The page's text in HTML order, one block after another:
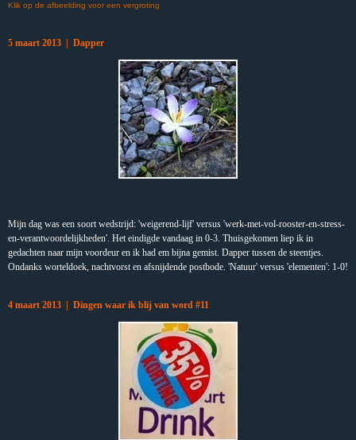
Klik op de afbeelding voor een vergroting
5 maart 2013 | Dapper
Mijn dag was een soort wedstrijd: 'weigerend-lijf' versus 'werk-met-vol-rooster-en-stress-
en-verantwoordelijkheden'. Het eindigde vandaag in 0-3. Thuisgekomen liep ik in
gedachten naar mijn voordeur en ik had em bijna gemist. Dapper tussen de steentjes.
Ondanks worteldoek, nachtvorst en afsnijdende postbode. 'Natuur' versus 'elementen': 1-0!
4 maart 2013 | Dingen waar ik blij van word #11